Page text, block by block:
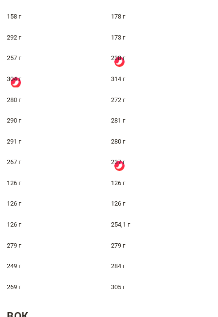
158 г 178 г
292 г 173 г
257 г 238 г
304 г 314 г
280 г 272 г
290 г 281 г
291 г 280 г
267 г 237 г
126 г 126 г
126 г 126 г
126 г 254,1 г
279 г 279 г
249 г 284 г
269 г 305 г